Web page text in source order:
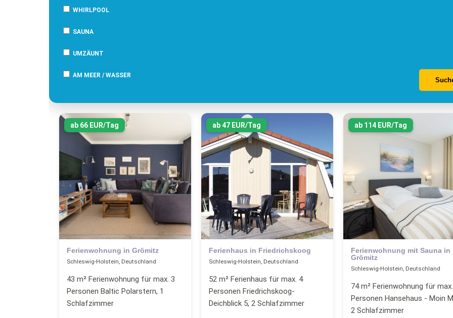
WHIRLPOOL
SAUNA
UMZÄUNT
AM MEER / WASSER
ab 66 EUR/Tag
Ferienwohnung in Grömitz
Schleswig-Holstein, Deutschland
43 m² Ferienwohnung für max. 3
Personen Baltic Polarstern, 1
Schlafzimmer
ab 47 EUR/Tag
Ferienhaus in Friedrichskoog
Schleswig-Holstein, Deutschland
52 m² Ferienhaus für max. 4
Personen Friedrichskoog-
Deichblick 5, 2 Schlafzimmer
ab 114 EUR/Tag
Ferienwohnung mit Sauna in
Grömitz
Schleswig-Holstein, Deutschland
74 m² Ferienwohnung für
Personen Hansehaus - Moin
2 Schlafzimmer